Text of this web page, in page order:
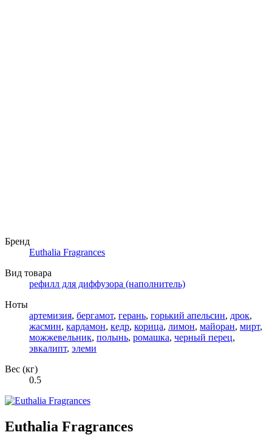
Бренд
Euthalia Fragrances
Вид товара
рефилл для диффузора (наполнитель)
Ноты
артемизия, бергамот, герань, горький апельсин, дрок,
жасмин, кардамон, кедр, корица, лимон, майоран, мирт,
можжевельник, полынь, ромашка, черный перец,
эвкалипт, элеми
Вес (кг)
0.5
Euthalia Fragrances